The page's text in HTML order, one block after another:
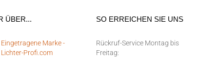
ÜBER...
Eingetragene Marke -
Lichter-Profi.com
SO ERREICHEN SIE UNS
Rückruf-Service Montag bis
Freitag: